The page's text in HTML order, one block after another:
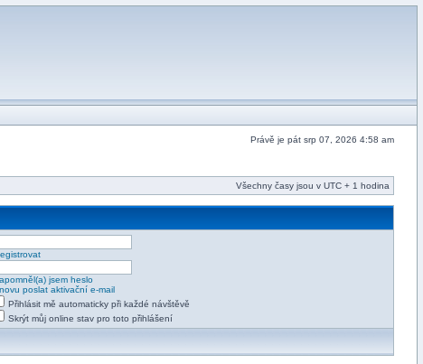
Právě je pát srp 07, 2026 4:58 am
Všechny časy jsou v UTC + 1 hodina
jsem heslo
poslat aktivační e-mail
Přihlásit mě automaticky při každé návštěvě
Skrýt můj online stav pro toto přihlášení